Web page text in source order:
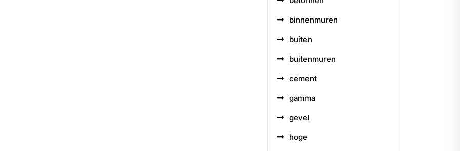
binnenmuren
buiten
buitenmuren
cement
gamma
gevel
hoge